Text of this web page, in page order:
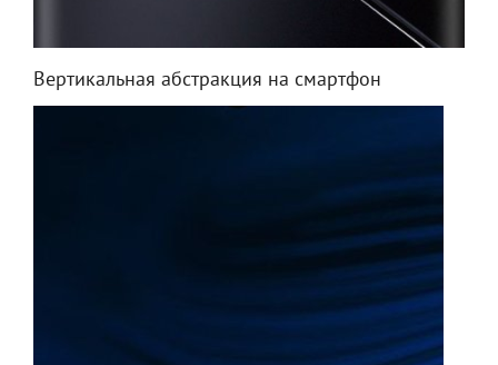
Вертикальная абстракция на смартфон